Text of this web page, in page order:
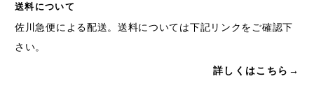
送料について
佐川急便による配送。送料については下記リンクをご確認下
さい。
詳しくはこちら→